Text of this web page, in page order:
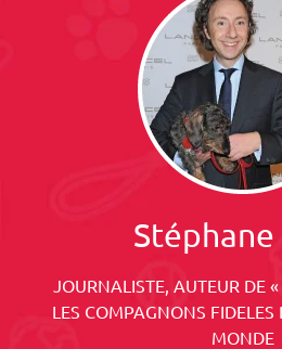
Stéphane
JOURNALISTE, AUTEUR DE
LES COMPAGNONS FIDELES
MONDE